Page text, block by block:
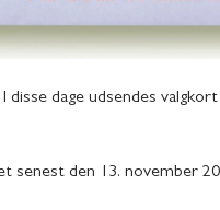
disse dage udsendes
senest den 13. november